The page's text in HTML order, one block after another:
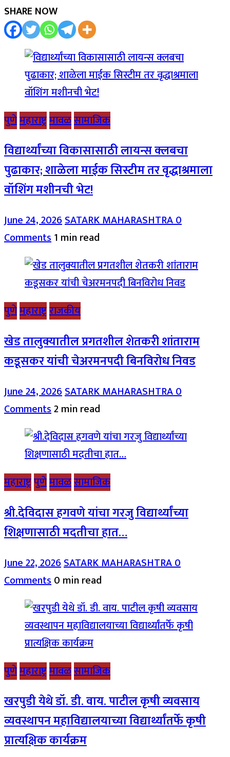
SHARE NOW
पुणेमहाराष्ट्रमावळसामाजिक
विद्यार्थ्यांच्या विकासासाठी लायन्स क्लबचा
पुढाकार; शाळेला माईक सिस्टीम तर वृद्धाश्रमाला
वॉशिंग मशीनची भेट!
June 24, 2026SATARK MAHARASHTRA0
Comments1 min read
पुणेमहाराष्ट्रराजकीय
खेड तालुक्यातील प्रगतशील शेतकरी शांताराम
कडूसकर यांची चेअरमनपदी बिनविरोध निवड
June 24, 2026SATARK MAHARASHTRA0
Comments2 min read
महाराष्ट्रपुणेमावळसामाजिक
श्री.देविदास हगवणे यांचा गरजु विद्यार्थ्यांच्या
शिक्षणासाठी मदतीचा हात…
June 22, 2026SATARK MAHARASHTRA0
Comments0 min read
पुणेमहाराष्ट्रमावळसामाजिक
खरपुडी येथे डॉ. डी. वाय. पाटील कृषी व्यवसाय
व्यवस्थापन महाविद्यालयाच्या विद्यार्थ्यांतर्फे कृषी
प्रात्यक्षिक कार्यक्रम